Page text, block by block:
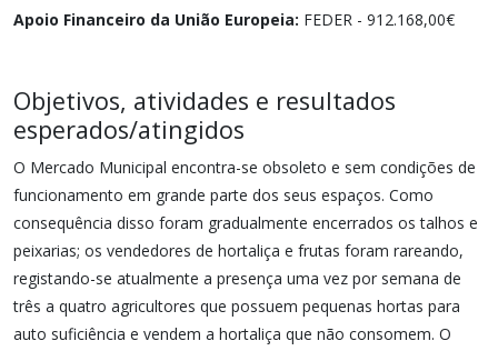
Apoio Financeiro da União Europeia: FEDER - 912.168,00€
Objetivos, atividades e resultados
esperados/atingidos
O Mercado Municipal encontra-se obsoleto e sem condições de
funcionamento em grande parte dos seus espaços. Como
consequência disso foram gradualmente encerrados os talhos e
peixarias; os vendedores de hortaliça e frutas foram rareando,
registando-se atualmente a presença uma vez por semana de
três a quatro agricultores que possuem pequenas hortas para
auto suficiência e vendem a hortaliça que não consomem. O